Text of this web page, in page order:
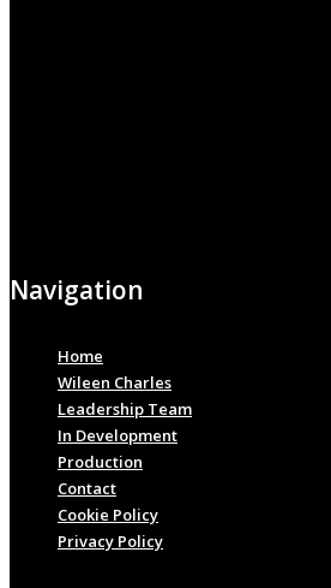
Navigation
Home
Wileen Charles
Leadership Team
In Development
Production
Contact
Cookie Policy
Privacy Policy